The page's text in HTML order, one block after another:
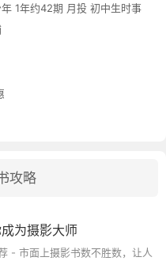
1年约42期 月投 初中生时事
攻略
为摄影大师
- 市面上摄影书数不胜数，让人